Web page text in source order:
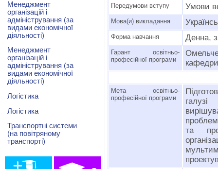
Передумови вступу Умови
Мова(и) викладання
Форма навчання Денна,
Гарант освітньо-
професійної програми
Мета освітньо-
професійної програми
та
Менеджмент
організацій і
адміністрування (за
видами економічної
діяльності)
Менеджмент
організацій і
адміністрування (за
видами економічної
діяльності)
Логістика
Логістика
Транспортні системи
(на повітряному
транспорті)